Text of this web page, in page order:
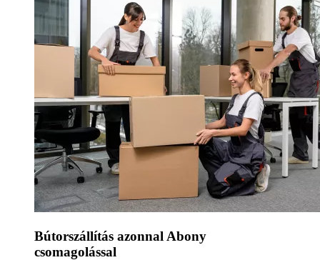
Bútorszállítás azonnal Abony
csomagolással